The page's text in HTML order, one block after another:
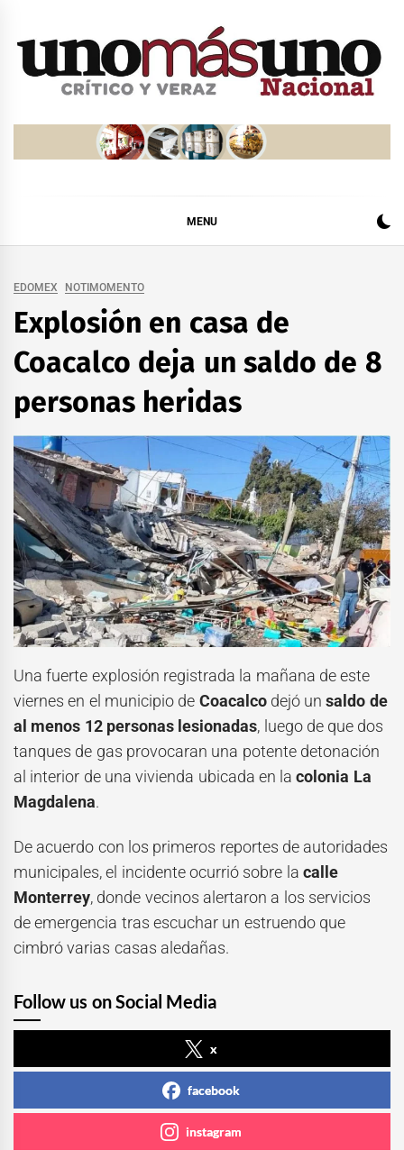
MENU
EDOMEX NOTIMOMENTO
Explosión en casa de
Coacalco deja un saldo de 8
personas heridas
Una fuerte explosión registrada la mañana de este
viernes en el municipio de Coacalco dejó un saldo de
al menos 12 personas lesionadas, luego de que dos
tanques de gas provocaran una potente detonación
al interior de una vivienda ubicada en lacolonia La
Magdalena.
De acuerdo con los primeros reportes de autoridades
municipales, el incidente ocurrió sobre la calle
Monterrey, donde vecinos alertaron a los servicios
de emergencia tras escuchar un estruendo que
cimbró varias casas aledañas.
Follow us on Social Media
x
facebook
instagram